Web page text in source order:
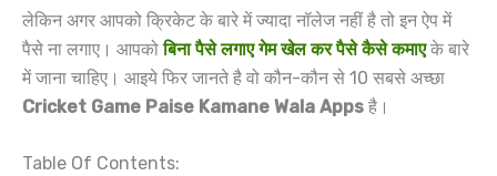
लेकिन अगर आपको क्रिकेट के बारे में ज्यादा नॉलेज नहीं है तो इन ऐप में
पैसे ना लगाए। आपकोबिना पैसे लगाए गेम खेल कर पैसे कैसे कमाएके बारे
में जाना चाहिए। आइये फिर जानते है वो कौन-कौन से 10 सबसे अच्छा
Cricket Game Paise Kamane Wala Apps है।
Table Of Contents: